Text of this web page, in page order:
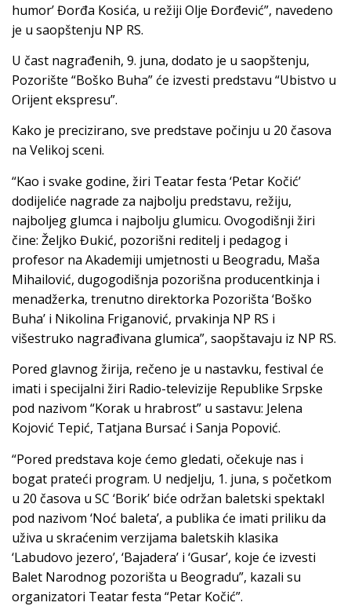
humor’ Đorđa Kosića, u režiji Olje Đorđević”, navedeno
je u saopštenju NP RS.
U čast nagrađenih, 9. juna, dodato je u saopštenju,
Pozorište “Boško Buha” će izvesti predstavu “Ubistvo u
Orijent ekspresu”.
Kako je precizirano, sve predstave počinju u 20 časova
na Velikoj sceni.
“Kao i svake godine, žiri Teatar festa ‘Petar Kočić’
dodijeliće nagrade za najbolju predstavu, režiju,
najboljeg glumca i najbolju glumicu. Ovogodišnji žiri
čine: Željko Đukić, pozorišni reditelj i pedagog i
profesor na Akademiji umjetnosti u Beogradu, Maša
Mihailović, dugogodišnja pozorišna producentkinja i
menadžerka, trenutno direktorka Pozorišta ‘Boško
Buha’ i Nikolina Friganović, prvakinja NP RS i
višestruko nagrađivana glumica”, saopštavaju iz NP RS.
Pored glavnog žirija, rečeno je u nastavku, festival će
imati i specijalni žiri Radio-televizije Republike Srpske
pod nazivom “Korak u hrabrost” u sastavu: Jelena
Kojović Tepić, Tatjana Bursać i Sanja Popović.
“Pored predstava koje ćemo gledati, očekuje nas i
bogat prateći program. U nedjelju, 1. juna, s početkom
u 20 časova u SC ‘Borik’ biće održan baletski spektakl
pod nazivom ‘Noć baleta’, a publika će imati priliku da
uživa u skraćenim verzijama baletskih klasika
‘Labudovo jezero’, ‘Bajadera’ i ‘Gusar’, koje će izvesti
Balet Narodnog pozorišta u Beogradu”, kazali su
organizatori Teatar festa “Petar Kočić”.